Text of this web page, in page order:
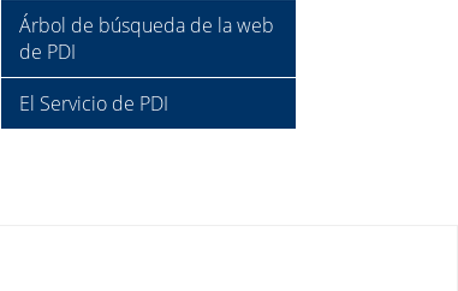
Árbol de búsqueda de la web
de PDI
El Servicio de PDI